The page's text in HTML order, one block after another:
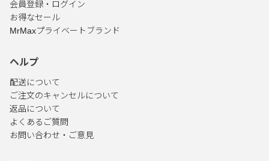
会員登録・ログイン
お得なセール
MrMaxプライベートブランド
ヘルプ
配送について
ご注文のキャンセルについて
返品について
よくあるご質問
お問い合わせ・ご意見